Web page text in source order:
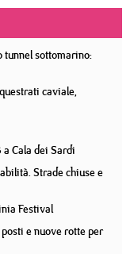
sottomarino:
caviale,
Cala dei Sardi
Strade chiuse e
Festival
e nuove rotte per